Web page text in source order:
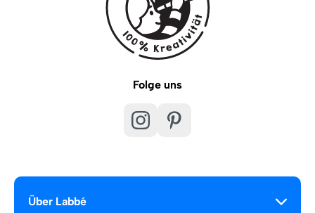
Folge uns
Über Labbé